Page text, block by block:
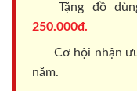
Tặng đồ
250.000đ.
Cơ hội nhận
năm.